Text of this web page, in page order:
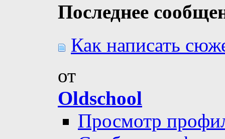
Последнее
Как написать
от
Oldschool
Просмотр